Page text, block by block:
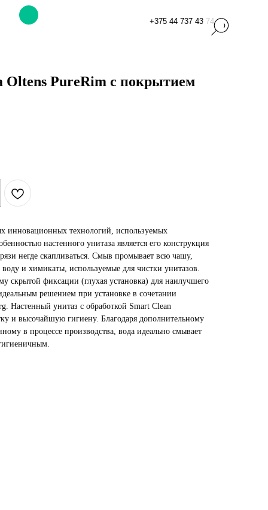
Oltens PureRim c покрытием
инновационных технологий, используемых
настенного унитаза является его конструкция
негде скапливаться. Смыв промывает всю чашу,
воду и химикаты, используемые для чистки унитазов.
скрытой фиксации (глухая установка) для наилучшего
решением при установке в сочетании
Настенный унитаз с обработкой Smart Clean
и высочайшую гигиену. Благодаря дополнительному
в процессе производства, вода идеально смывает